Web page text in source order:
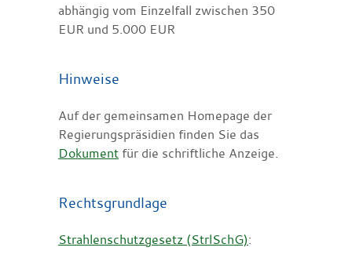
abhängig vom Einzelfall zwischen 350
EUR und 5.000 EUR
Hinweise
Auf der gemeinsamen Homepage der
Regierungspräsidien finden Sie das
Dokument für die schriftliche Anzeige.
Rechtsgrundlage
Strahlenschutzgesetz (StrlSchG):